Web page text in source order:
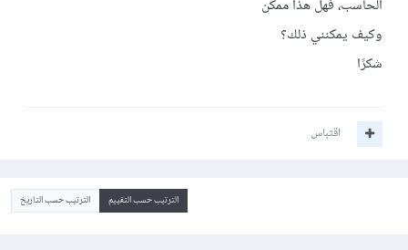
الحاسب، فهل هذا ممكن
وكيف يمكنني ذلك؟
شكرًا
اقتباس
الترتيب حسب التقييم الترتيب حسب التاريخ